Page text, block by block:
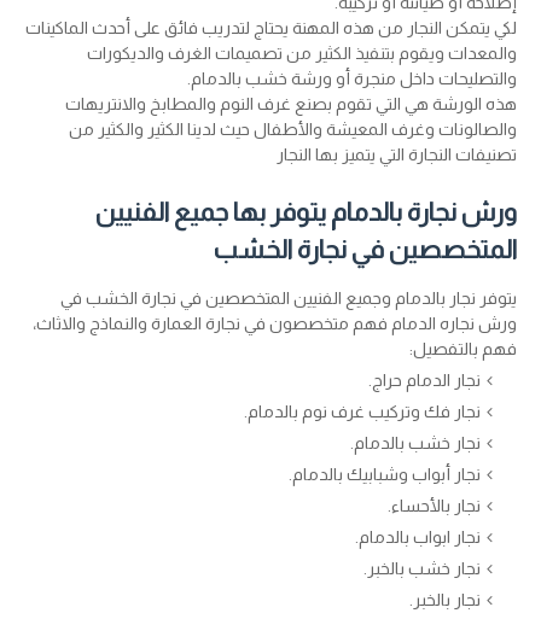
لكي يتمكن النجار من هذه المهنة يحتاج لتدريب فائق على أحدث الماكينات
والمعدات ويقوم بتنفيذ الكثير من تصميمات الغرف والديكورات
والتصليحات داخل منجرة أو ورشة خشب بالدمام.
هذه الورشة هي التي تقوم بصنع غرف النوم والمطابخ والانتريهات
والصالونات وغرف المعيشة والأطفال حيث لدينا الكثير والكثير من
تصنيفات النجارة التي يتميز بها النجار
ورش نجارة بالدمام يتوفر بها جميع الفنيين
المتخصصين في نجارة الخشب
يتوفر نجار بالدمام وجميع الفنيين المتخصصين في نجارة الخشب في
ورش نجاره الدمام فهم متخصصون في نجارة العمارة والنماذج والاثاث،
فهم بالتفصيل:
نجار الدمام حراج.
نجار فك وتركيب غرف نوم بالدمام.
نجار خشب بالدمام.
نجار أبواب وشبابيك بالدمام.
نجار بالأحساء.
نجار ابواب بالدمام.
نجار خشب بالخبر.
نجار بالخبر.